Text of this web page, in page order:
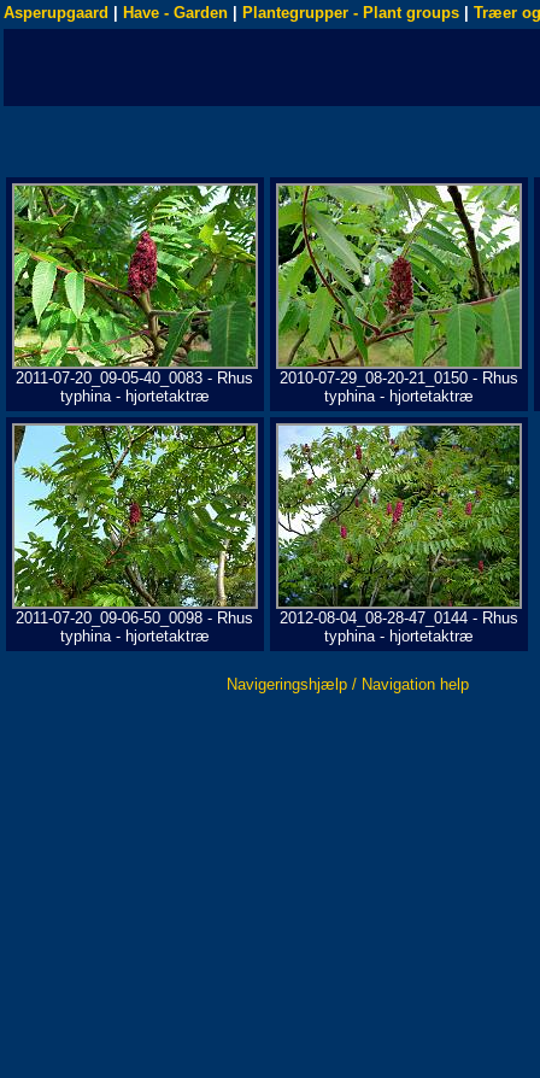
Asperupgaard Have - Garden Plantegrupper - Plant groups Træer
2011-07-20_09-05-40_0083 - Rhus
typhina - hjortetaktræ
2010-07-29_08-20-21_0150 - Rhus
typhina - hjortetaktræ
2011-07-20_09-06-50_0098 - Rhus
typhina - hjortetaktræ
2012-08-04_08-28-47_0144 - Rhus
typhina - hjortetaktræ
Navigeringshjælp / Navigation help